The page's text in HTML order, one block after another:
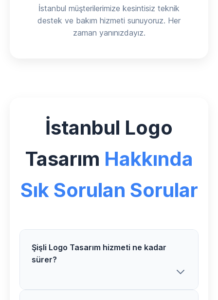
İstanbul müşterilerimize kesintisiz teknik
destek ve bakım hizmeti sunuyoruz. Her
zaman yanınızdayız.
İstanbul Logo
Tasarım Hakkında
Sık Sorulan Sorular
Şişli Logo Tasarım hizmeti ne kadar
sürer?